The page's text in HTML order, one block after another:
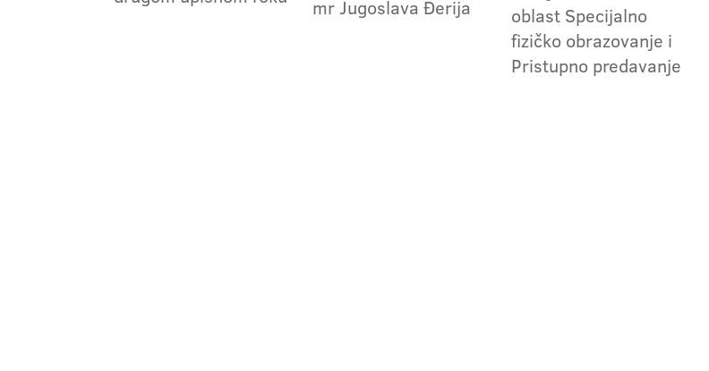
mr Jugoslava Đerija
oblast Specijalno
fizičko obrazovanje i
Pristupno predavanje